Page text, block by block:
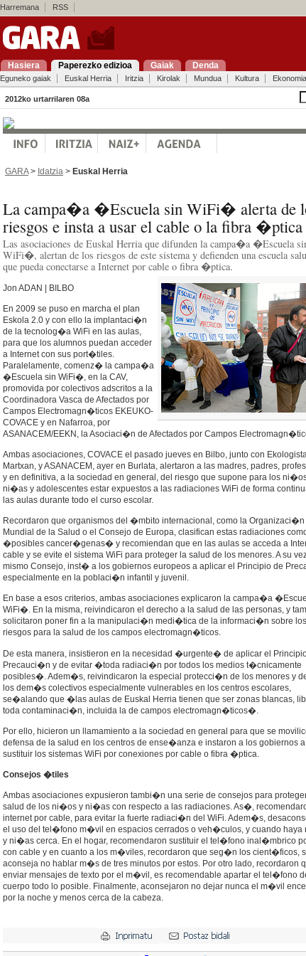
Harremana RSS
Hasiera Paperezko edizioa Gaiak Denda
Eguneko gaiak Euskal Herria Iritzia Kirolak Mundua Kultura Ekonomia
2012ko urtarrilaren 08a
GARA> Idatzia > Euskal Herria
La campa�a �Escuela sin WiFi� alerta de
riesgos e insta a usar el cable o la fibra �ptica
Las asociaciones de Euskal Herria que difunden la campa�a �Escuela
WiFi�, alertan de los riesgos de este sistema y defienden una escuela
que pueda conectarse a Internet por cable o fibra �ptica.
Jon ADAN | BILBO
En 2009 se puso en marcha el plan
Eskola 2.0 y con ello la implantaci�n
de la tecnolog�a WiFi en las aulas,
para que los alumnos puedan acceder
a Internet con sus port�tiles.
Paralelamente, comenz� la campa�a
�Escuela sin WiFi�, en la CAV,
promovida por colectivos adscritos a la
Coordinadora Vasca de Afectados por
Campos Electromagn�ticos EKEUKO-
COVACE y en Nafarroa, por
ASANACEM/EEKN, la Asociaci�n de Afectados por Campos
Ambas asociaciones, COVACE el pasado jueves en Bilbo, junto con
Martxan, y ASANACEM, ayer en Burlata, alertaron a las madres, padres,
y en definitiva, a la sociedad en general, del riesgo que supone para los
ni�as y adolescentes estar expuestos a las radiaciones WiFi de forma
las aulas durante todo el curso escolar.
Recordaron que organismos del �mbito internacional, como la Organizaci�n
Mundial de la Salud o el Consejo de Europa, clasifican estas radiaciones
�posibles cancer�genas� y recomiendan que en las aulas se acceda a
cable y se evite el sistema WiFi para proteger la salud de los menores. A su
mismo Consejo, inst� a los gobiernos europeos a aplicar el Principio de
especialmente en la poblaci�n infantil y juvenil.
En base a esos criterios, ambas asociaciones explicaron la campa�a
WiFi�. En la misma, reivindicaron el derecho a la salud de las personas, y
solicitaron poner fin a la manipulaci�n medi�tica de la informaci�n sobre los
riesgos para la salud de los campos electromagn�ticos.
De esta manera, insistieron en la necesidad �urgente� de aplicar el
Precauci�n y de evitar �toda radiaci�n por todos los medios t�cnicamente
posibles�. Adem�s, reivindicaron la especial protecci�n de los menores y
los dem�s colectivos especialmente vulnerables en los centros escolares,
se�alando que �las aulas de Euskal Herria tienen que ser zonas blancas,
toda contaminaci�n, incluida la de campos electromagn�ticos�.
Por ello, hicieron un llamamiento a la sociedad en general para que se
defensa de la salud en los centros de ense�anza e instaron a los gobiernos a
sustituir los sistemas WiFi por conexiones por cable o fibra �ptica.
Consejos �tiles
Ambas asociaciones expusieron tambi�n una serie de consejos para
salud de los ni�os y ni�as con respecto a las radiaciones. As�,
internet por cable, para evitar la fuerte radiaci�n del WiFi. Adem�s,
el uso del tel�fono m�vil en espacios cerrados o veh�culos, y cuando
y ni�as cerca. En el hogar, recomendaron sustituir el tel�fono inal�mbrico
con cable y en cuanto a los m�viles, recordaron que seg�n los cient�ficos,
aconseja no hablar m�s de tres minutos por estos. Por otro lado, recordaron
enviar mensajes de texto por el m�vil, es recomendable apartar el tel�fono
cuerpo todo lo posible. Finalmente, aconsejaron no dejar nunca el m�vil
por la noche y menos cerca de la cabeza.